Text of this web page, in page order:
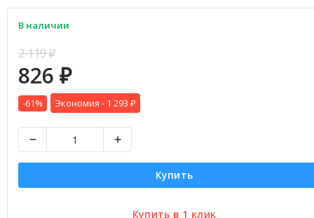
В наличии
2 119₽
826 ₽
-61% Экономия - 1 293 ₽
Купить